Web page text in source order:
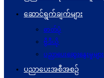
ဆောင်ရွက်ချက်များ
ဓာတ်ပုံ
ဗွီဒီယို
ပညာပေးဆွေးနွေးမှုများ
ပညာပေးအစီအစဉ်